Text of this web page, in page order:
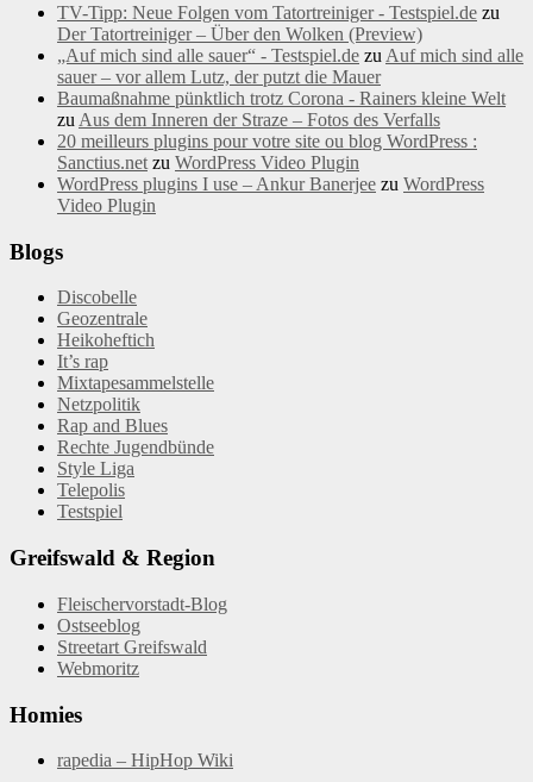
TV-Tipp: Neue Folgen vom Tatortreiniger - Testspiel.de zu
Der Tatortreiniger – Über den Wolken (Preview)
„Auf mich sind alle sauer“ - Testspiel.de zu Auf mich sind alle
sauer – vor allem Lutz, der putzt die Mauer
Baumaßnahme pünktlich trotz Corona - Rainers kleine Welt
zu Aus dem Inneren der Straze – Fotos des Verfalls
20 meilleurs plugins pour votre site ou blog WordPress :
Sanctius.net zu WordPress Video Plugin
WordPress plugins I use – Ankur Banerjee zu WordPress
Video Plugin
Blogs
Discobelle
Geozentrale
Heikoheftich
It’s rap
Mixtapesammelstelle
Netzpolitik
Rap and Blues
Rechte Jugendbünde
Style Liga
Telepolis
Testspiel
Greifswald & Region
Fleischervorstadt-Blog
Ostseeblog
Streetart Greifswald
Webmoritz
Homies
rapedia – HipHop Wiki